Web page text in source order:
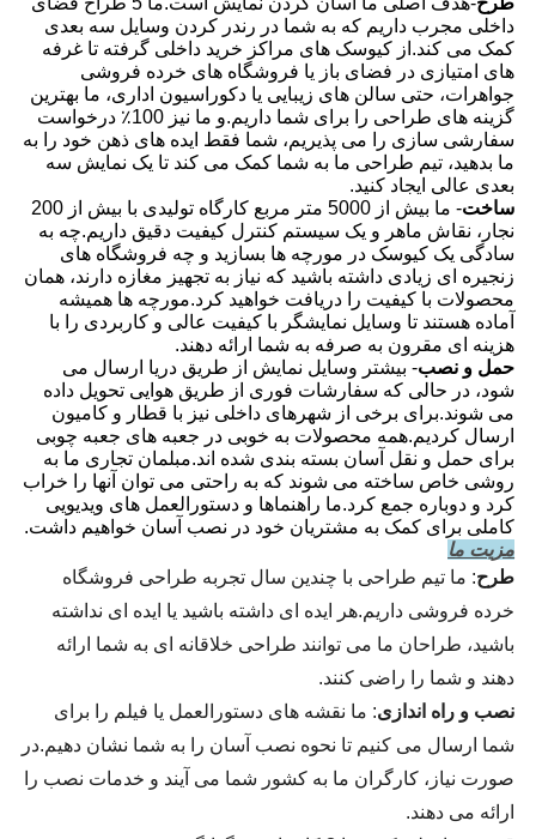
داخلی مجرب داریم که به شما در رندر کردن وسایل سه بعدی
کمک می کند.از کیوسک های مراکز خرید داخلی گرفته تا غرفه
های امتیازی در فضای باز یا فروشگاه های خرده فروشی
جواهرات، حتی سالن های زیبایی یا دکوراسیون اداری، ما بهترین
گزینه های طراحی را برای شما داریم.و ما نیز 100٪ درخواست
سفارشی سازی را می پذیریم، شما فقط ایده های ذهن خود را به
ما بدهید، تیم طراحی ما به شما کمک می کند تا یک نمایش سه
بعدی عالی ایجاد کنید.
ساخت
- ما بیش از 5000 متر مربع کارگاه تولیدی با بیش از 200
نجار، نقاش ماهر و یک سیستم کنترل کیفیت دقیق داریم.چه به
سادگی یک کیوسک در مورچه ها بسازید و چه فروشگاه های
زنجیره ای زیادی داشته باشید که نیاز به تجهیز مغازه دارند، همان
محصولات با کیفیت را دریافت خواهید کرد.مورچه ها همیشه
آماده هستند تا وسایل نمایشگر با کیفیت عالی و کاربردی را با
هزینه ای مقرون به صرفه به شما ارائه دهند.
حمل و نصب- بیشتر وسایل نمایش از طریق دریا ارسال می
شود، در حالی که سفارشات فوری از طریق هوایی تحویل داده
می شوند.برای برخی از شهرهای داخلی نیز با قطار و کامیون
ارسال کردیم.همه محصولات به خوبی در جعبه های جعبه چوبی
برای حمل و نقل آسان بسته بندی شده اند.مبلمان تجاری ما به
روشی خاص ساخته می شوند که به راحتی می توان آنها را خراب
کرد و دوباره جمع کرد.ما راهنماها و دستورالعمل های ویدیویی
کاملی برای کمک به مشتریان خود در نصب آسان خواهیم داشت.
مزیت ما
طرح
دهند و شما را راضی کنند.
نصب و راه اندازی
ارائه می دهند.